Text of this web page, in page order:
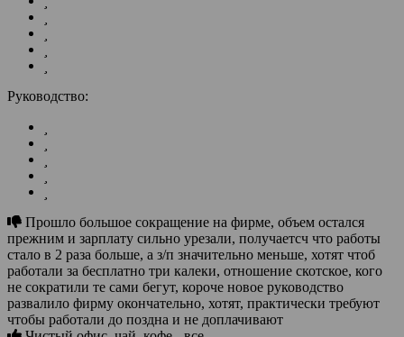
Руководство:
прежним и зарплату сильно урезали, получаетсч что работы
стало в 2 раза больше, а з/п значительно меньше, хотят чтоб
работали за бесплатно три калеки, отношение скотское, кого
не сократили те сами бегут, короче новое руководство
развалило фирму окончательно, хотят, практически требуют
чтобы работали до поздна и не доплачивают